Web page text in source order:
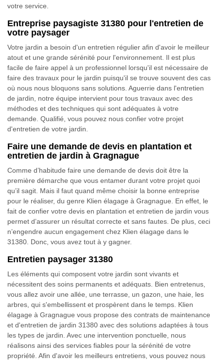
votre service.
Entreprise paysagiste 31380 pour l'entretien de
votre paysager
Votre jardin a besoin d'un entretien régulier afin d'avoir le meilleur
atout et une grande sérénité pour l'environnement. Il est plus
facile de faire appel à un professionnel lorsqu'il est nécessaire de
faire des travaux pour le jardin puisqu'il se trouve souvent des cas
où nous nous bloquons sans solutions. Aguerrie dans l'entretien
de jardin, notre équipe intervient pour tous travaux avec des
méthodes et des techniques qui sont adéquates à votre
demande. Qualifié, vous pouvez nous confier votre projet
d'entretien de votre jardin.
Faire une demande de devis en plantation et
entretien de jardin à Gragnague
Comme d’habitude faire une demande de devis doit être la
première démarche que vous entamer durant votre projet quoi
qu’il sagit. Mais il faut quand même choisir la bonne entreprise
pour le réaliser, du genre Klien élagage à Gragnague. En effet, le
fait de confier votre devis en plantation et entretien de jardin vous
permet d’assurer un résultat correcte et sans fautes. De plus, ceci
n’engendre aucun engagement chez Klien élagage dans le
31380. Donc, vous avez tout à y gagner.
Entretien paysager 31380
Les éléments qui composent votre jardin sont vivants et
nécessitent des soins permanents et adéquats. Bien entretenus,
vous allez avoir une allée, une terrasse, un gazon, une haie, les
arbres, qui s'embellissent et prospèrent dans le temps. Klien
élagage à Gragnague vous propose des contrats de maintenance
et d'entretien de jardin 31380 avec des solutions adaptées à tous
les types de jardin. Avec une intervention ponctuelle, nous
réalisons ainsi des services fiables pour la sérénité de votre
propriété. Afin d'avoir les meilleurs entretiens, vous pouvez nous